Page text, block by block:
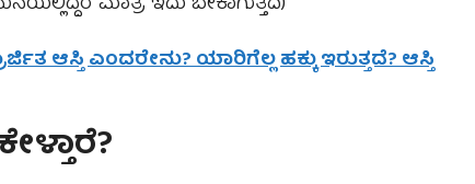
ಆಸ್ತಿ ಎಂದರೇನು? ಯಾರಿಗೆಲ್ಲ ಹಕ್ಕು ಇರುತ್ತದೆ? ಆಸ್ತಿ